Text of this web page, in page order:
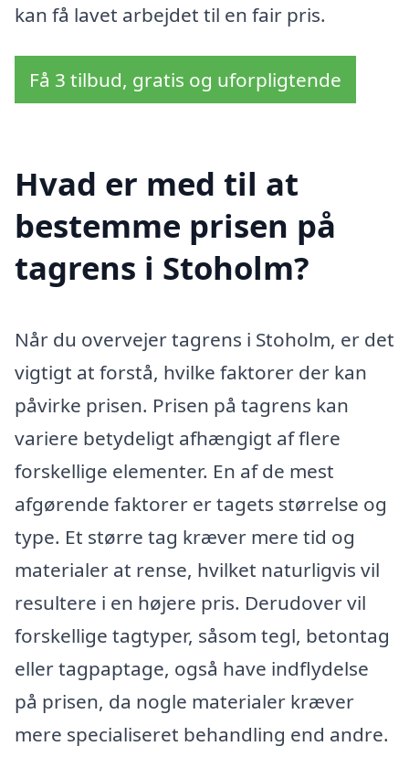
kan få lavet arbejdet til en fair pris.
Få 3 tilbud, gratis og uforpligtende
Hvad er med til at
bestemme prisen på
tagrens i Stoholm?
Når du overvejer tagrens i Stoholm, er det
vigtigt at forstå, hvilke faktorer der kan
påvirke prisen. Prisen på tagrens kan
variere betydeligt afhængigt af flere
forskellige elementer. En af de mest
afgørende faktorer er tagets størrelse og
type. Et større tag kræver mere tid og
materialer at rense, hvilket naturligvis vil
resultere i en højere pris. Derudover vil
forskellige tagtyper, såsom tegl, betontag
eller tagpaptage, også have indflydelse
på prisen, da nogle materialer kræver
mere specialiseret behandling end andre.